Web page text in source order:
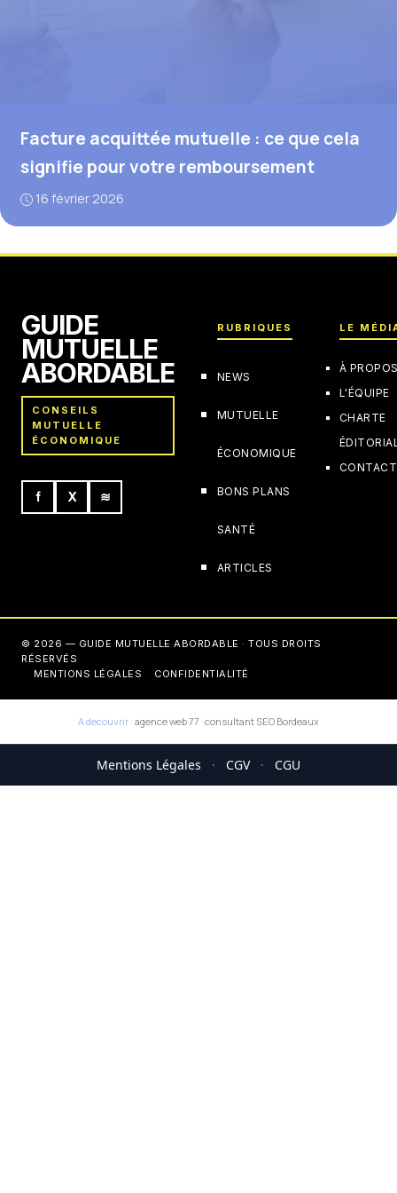
Facture acquittée mutuelle : ce que cela
signifie pour votre remboursement
16 février 2026
GUIDE
MUTUELLE
ABORDABLE
CONSEILS
MUTUELLE
ÉCONOMIQUE
f X ≋
RUBRIQUES
NEWS
MUTUELLE
ÉCONOMIQUE
BONS PLANS
SANTÉ
ARTICLES
LE
À
L'ÉQUIPE
CHARTE
CONTACT
© 2026 — GUIDE MUTUELLE ABORDABLE · TOUS DROITS
RÉSERVÉS
MENTIONS LÉGALES
CONFIDENTIALITÉ
A decouvrir : agence web 77 ·consultant SEO Bordeaux
Mentions Légales · CGV · CGU